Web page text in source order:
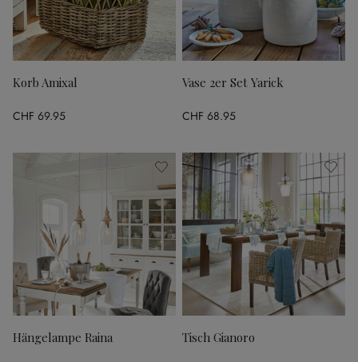
Korb Amixal
CHF 69.95
Vase 2er Set Yarick
CHF 68.95
Hängelampe Raina Tisch Gianoro